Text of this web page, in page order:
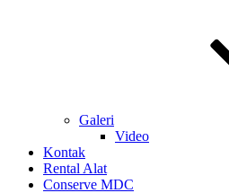
Galeri
Video
Kontak
Rental Alat
Conserve MDC